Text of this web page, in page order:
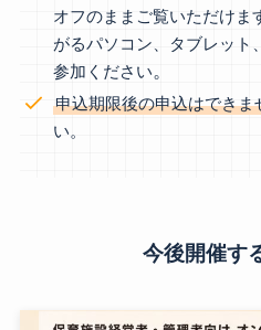
オフのままご覧いただけま
がるパソコン、タブレット
参加ください。
申込期限後の申込はできま
い。
今後開催す